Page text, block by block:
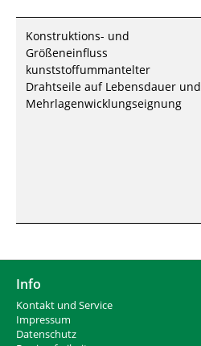
Konstruktions- und
Größeneinfluss
kunststoffummantelter
Drahtseile auf Lebensdauer und
Mehrlagenwicklungseignung
Info
Kontakt und Service
Impressum
Datenschutz